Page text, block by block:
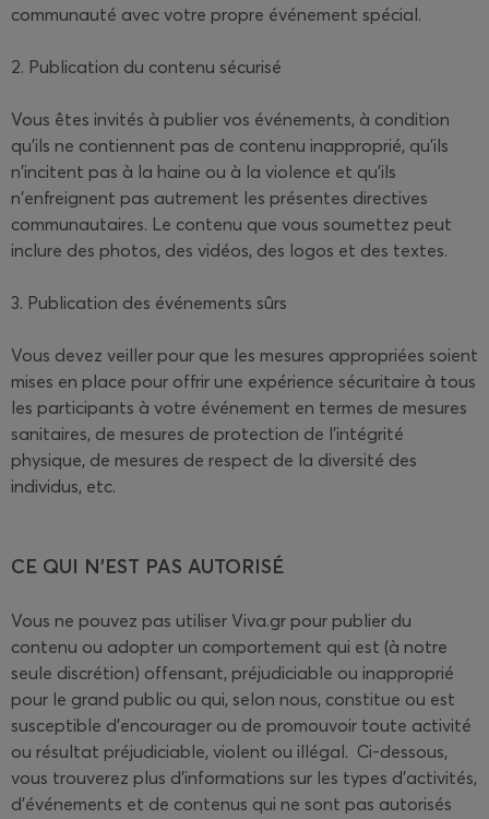
communauté avec votre propre événement spécial.
2. Publication du contenu sécurisé
Vous êtes invités à publier vos événements, à condition
qu'ils ne contiennent pas de contenu inapproprié, qu'ils
n'incitent pas à la haine ou à la violence et qu'ils
n'enfreignent pas autrement les présentes directives
communautaires. Le contenu que vous soumettez peut
inclure des photos, des vidéos, des logos et des textes.
3. Publication des événements sûrs
Vous devez veiller pour que les mesures appropriées soient
mises en place pour offrir une expérience sécuritaire à tous
les participants à votre événement en termes de mesures
sanitaires, de mesures de protection de l'intégrité
physique, de mesures de respect de la diversité des
individus, etc.
CE QUI N'EST PAS AUTORISÉ
Vous ne pouvez pas utiliser Viva.gr pour publier du
contenu ou adopter un comportement qui est (à notre
seule discrétion) offensant, préjudiciable ou inapproprié
pour le grand public ou qui, selon nous, constitue ou est
susceptible d'encourager ou de promouvoir toute activité
ou résultat préjudiciable, violent ou illégal. Ci-dessous,
vous trouverez plus d'informations sur les types d'activités,
d'événements et de contenus qui ne sont pas autorisés